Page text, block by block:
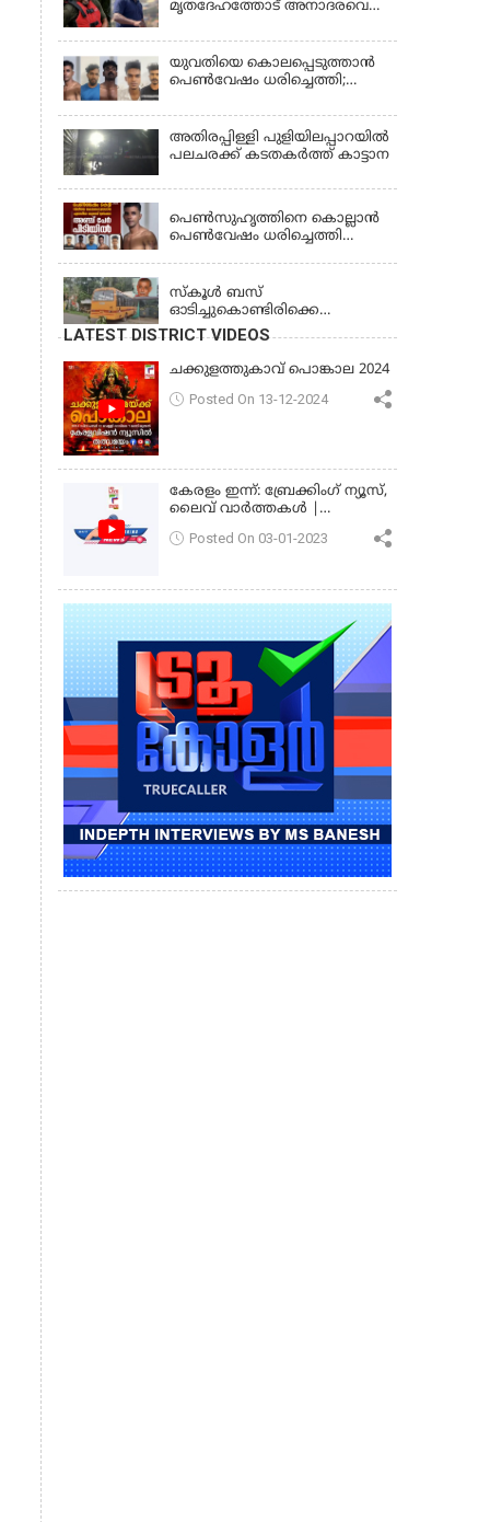
ജാമ്യാപേക്ഷ തള്ളി
മൃതദേഹത്തോട് അനാദരവെന്ന്
ക്രമീകരണത്തില്‍ ഗുരുതര
വീഴ്ച; മൃതദേഹം ചാവക്കാട്
വരെ എത്തിച്ചത് ഫ്രീസര്‍
സംവിധാനം ഇല്ലാതെയെന്നും
ആരോപണം
യുവതിയെ കൊലപ്പെടുത്താൻ
പെൺവേഷം ധരിച്ചെത്തി;
അതിരപ്പിള്ളി പുളിയിലപ്പാറയിൽ
പലചരക്ക് കടതകർത്ത് കാട്ടാന
പെണ്‍സുഹൃത്തിനെ കൊല്ലാന്‍
പെണ്‍വേഷം ധരിച്ചെത്തി
സ്കൂൾ ബസ്
ഓടിച്ചുകൊണ്ടിരിക്കെ
ഡ്രൈവർക്ക് ഹൃദയാഘാതം;
ബസ് കെട്ടിടത്തിൽ ഇടിച്ചുനിന്നു;
ഡ്രൈവർ മരിച്ചു, രണ്ട്
കുട്ടികൾക്ക് പരിക്ക്
LATEST DISTRICT VIDEOS
ചക്കുളത്തുകാവ് പൊങ്കാല 2024
Posted On 13-12-2024
കേരളം ഇന്ന്: ബ്രേക്കിംഗ് ന്യൂസ്,
ലൈവ് വാർത്തകൾ |
Posted On 03-01-2023